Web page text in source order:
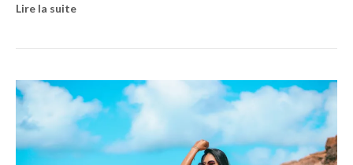
Lire la suite